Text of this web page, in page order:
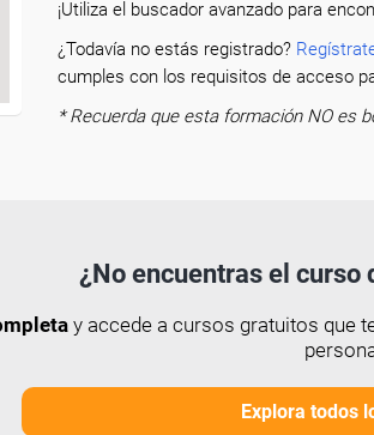
¡Utiliza el buscador avanzado para
¿Todavía no estás registrado?
cumples con los requisitos de acceso
* Recuerda que esta formación NO es
¿No encuentras el curso
y accede a cursos gratuitos que
Explora todos